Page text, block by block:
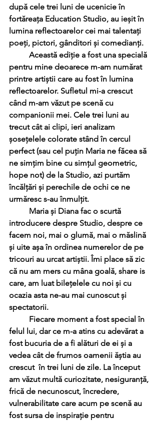
după cele trei luni de ucenicie în
fortăreața Education Studio, au ieșit în
lumina reflectoarelor cei mai talentați
poeți, pictori, gânditori și comedianți.
pentru mine deoarece m-am numărat
printre artiștii care au fost în lumina
reflectoarelor. Sufletul mi-a crescut
când m-am văzut pe scenă cu
companionii mei. Cele trei luni au
trecut cât ai clipi, ieri analizam
șosețelele colorate stând în cercul
perfect (sau cel puțin Maria ne făcea să
ne simțim bine cu simțul geometric,
hope not) de la Studio, azi purtăm
încălțări și perechile de ochi ce ne
urmăresc s-au înmulțit.
introducere despre Studio, despre ce
facem noi, mai o glumă, mai o măslină
și uite așa în ordinea numerelor de pe
tricouri au urcat artiștii. Îmi place să zic
că nu am mers cu mâna goală, share is
care, am luat bilețelele cu noi și cu
ocazia asta ne-au mai cunoscut și
spectatorii.
felul lui, dar ce m-a atins cu adevărat a
fost bucuria de a fi alături de ei și a
vedea cât de frumos oamenii ăștia au
crescut  în trei luni de zile. La început
am văzut multă curiozitate, nesiguranță,
frică de necunoscut, încredere,
vulnerabilitate care acum pe scenă au
fost sursa de inspirație pentru